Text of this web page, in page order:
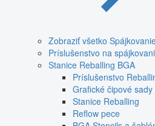
Zobraziť všetko
Príslušenstvo na
Stanice Reballing BGA
Príslušenstvo
Grafické čipové sady
Stanice Reballing
Reflow pece